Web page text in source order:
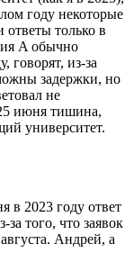
году некоторые
ответы только в
A обычно
говорят, из-за
задержки, но
не
июня тишина,
университет.
2023 году ответ
того, что заявок
Андрей, а